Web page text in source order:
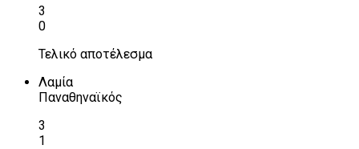
3
0
Τελικό αποτέλεσμα
Λαμία
Παναθηναϊκός
3
1